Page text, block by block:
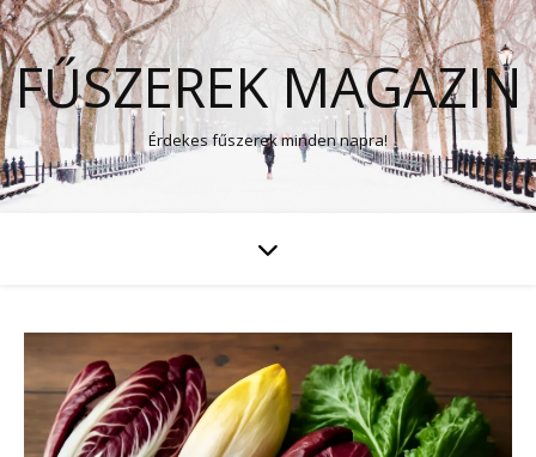
FŰSZEREK MAGAZIN
Érdekes fűszerek minden napra!